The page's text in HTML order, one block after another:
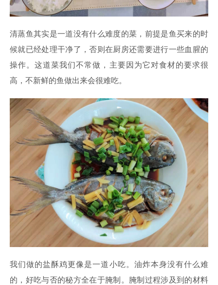
清蒸鱼其实是一道没有什么难度的菜，前提是鱼买来的时
候就已经处理干净了，否则在厨房还需要进行一些血腥的
操作。这道菜我们不常做，主要因为它对食材的要求很
高，不新鲜的鱼做出来会很难吃。
我们做的盐酥鸡更像是一道小吃。油炸本身没有什么难
的，好吃与否的秘方全在于腌制。腌制过程涉及到的材料